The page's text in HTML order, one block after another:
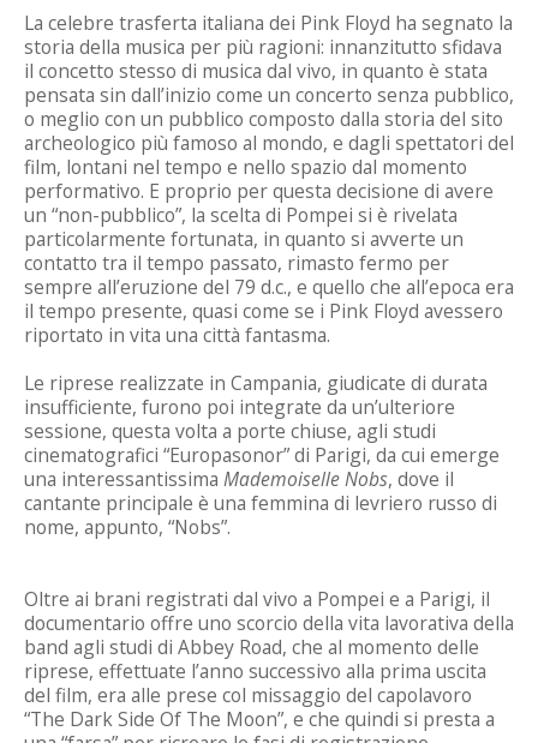
La celebre trasferta italiana dei Pink Floyd ha segnato la
storia della musica per più ragioni: innanzitutto sfidava
il concetto stesso di musica dal vivo, in quanto è stata
pensata sin dall’inizio come un concerto senza pubblico,
o meglio con un pubblico composto dalla storia del sito
archeologico più famoso al mondo, e dagli spettatori del
film, lontani nel tempo e nello spazio dal momento
performativo. E proprio per questa decisione di avere
un “non-pubblico”, la scelta di Pompei si è rivelata
particolarmente fortunata, in quanto si avverte un
contatto tra il tempo passato, rimasto fermo per
sempre all’eruzione del 79 d.c., e quello che all’epoca era
il tempo presente, quasi come se i Pink Floyd avessero
riportato in vita una città fantasma.
Le riprese realizzate in Campania, giudicate di durata
insufficiente, furono poi integrate da un’ulteriore
sessione, questa volta a porte chiuse, agli studi
cinematografici “Europasonor” di Parigi, da cui emerge
una interessantissima Mademoiselle Nobs, dove il
cantante principale è una femmina di levriero russo di
nome, appunto, “Nobs”.
Oltre ai brani registrati dal vivo a Pompei e a Parigi, il
documentario offre uno scorcio della vita lavorativa della
band agli studi di Abbey Road, che al momento delle
riprese, effettuate l’anno successivo alla prima uscita
del film, era alle prese col missaggio del capolavoro
“The Dark Side Of The Moon”, e che quindi si presta a